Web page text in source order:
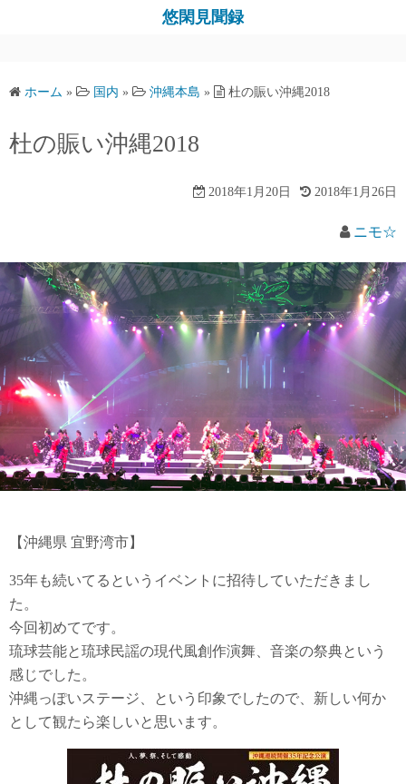
ス
悠閑見聞録
ホーム » 国内 » 沖縄本島 » 杜の賑い沖縄2018
杜の賑い沖縄2018
2018年1月20日 2018年1月26日
ニモ☆
【沖縄県 宜野湾市】
35年も続いてるというイベントに招待していただきまし
た。
今回初めてです。
琉球芸能と琉球民謡の現代風創作演舞、音楽の祭典という
感じでした。
沖縄っぽいステージ、という印象でしたので、新しい何か
として観たら楽しいと思います。